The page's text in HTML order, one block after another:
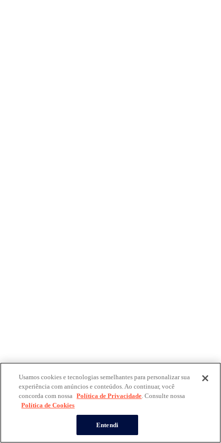
Usamos cookies e tecnologias semelhantes para personalizar sua
experiência com anúncios e conteúdos. Ao continuar, você
concorda com nossa Política de Privacidade. Consulte nossa
Política de Cookies
Entendi